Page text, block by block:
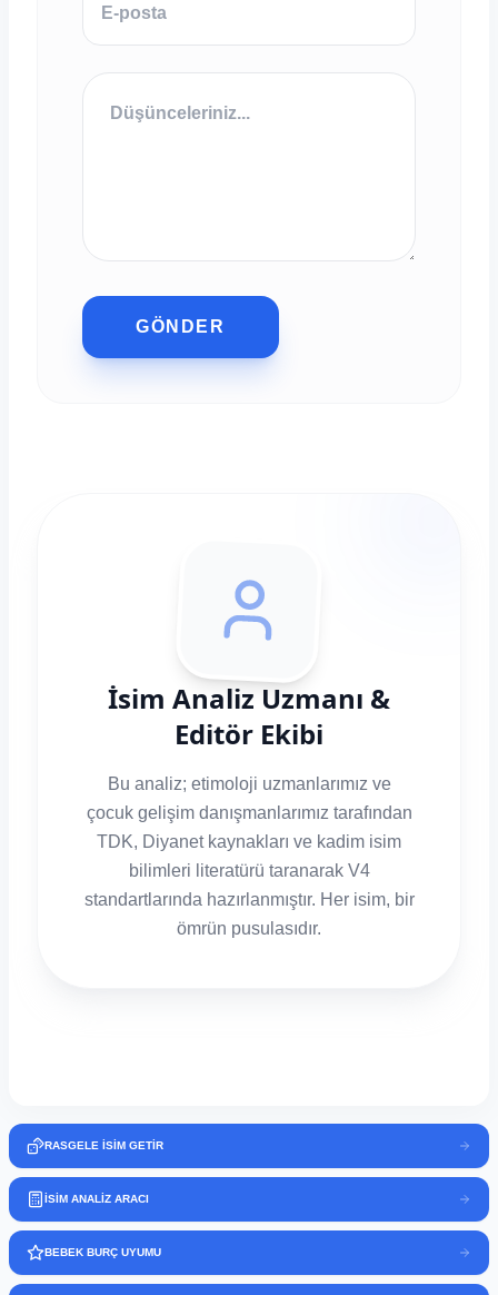
RASGELE İSİM GETİR
İSİM ANALİZ ARACI
BEBEK BURÇ UYUMU
GÖNDER
İsim Analiz Uzmanı &
Editör Ekibi
Bu analiz; etimoloji uzmanlarımız ve
çocuk gelişim danışmanlarımız tarafından
TDK, Diyanet kaynakları ve kadim isim
bilimleri literatürü taranarak V4
standartlarında hazırlanmıştır. Her isim, bir
ömrün pusulasıdır.